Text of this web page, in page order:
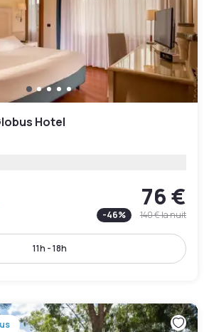
Hotel
76 €
-46% 140 €la nuit
11h - 18h